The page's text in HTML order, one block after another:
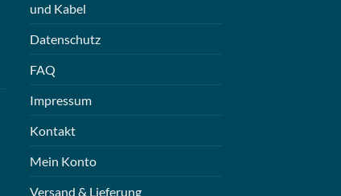
und Kabel
Datenschutz
FAQ
Impressum
Kontakt
Mein Konto
Versand & Lieferung